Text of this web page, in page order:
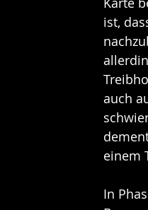
ist,
auch
einem
In